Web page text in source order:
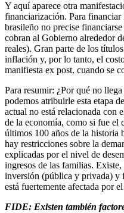
Y aquí aparece otra
financiarización. Para
brasileño no precise
cobran al Gobierno alrededor
reales). Gran parte de los
inflación y, por lo tanto, el
manifiesta ex post, cuando se
Para resumir: ¿Por qué no
podemos atribuirle esta etapa
actual no está relacionada con
de la economía, como si fue el
últimos 100 años de la historia
hay restricciones sobre la
explicadas por el nivel de
ingresos de las familias.
inversión (pública y privada) y
está fuertemente afectada por
FIDE: Existen también